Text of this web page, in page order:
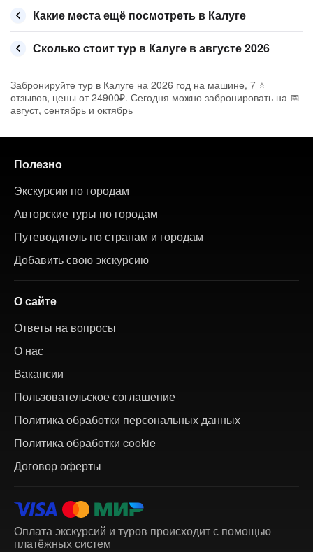
Какие места ещё посмотреть в Калуге
Сколько стоит тур в Калуге в августе 2026
Забронируйте тур в Калуге на 2026 год на машине, 7 ⭐
отзывов, цены от 24900₽. Сегодня можно забронировать на 📅
август, сентябрь и октябрь
Полезно
Экскурсии по городам
Авторские туры по городам
Путеводитель по странам и городам
Добавить свою экскурсию
О сайте
Ответы на вопросы
О нас
Вакансии
Пользовательское соглашение
Политика обработки персональных данных
Политика обработки cookie
Договор оферты
Оплата экскурсий и туров происходит с помощью
платёжных систем